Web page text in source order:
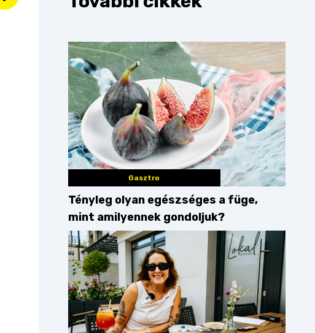
Gasztro
Tényleg olyan egészséges a füge,
mint amilyennek gondoljuk?